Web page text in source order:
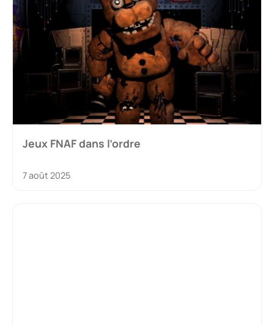
Jeux FNAF dans l’ordre
7 août 2025